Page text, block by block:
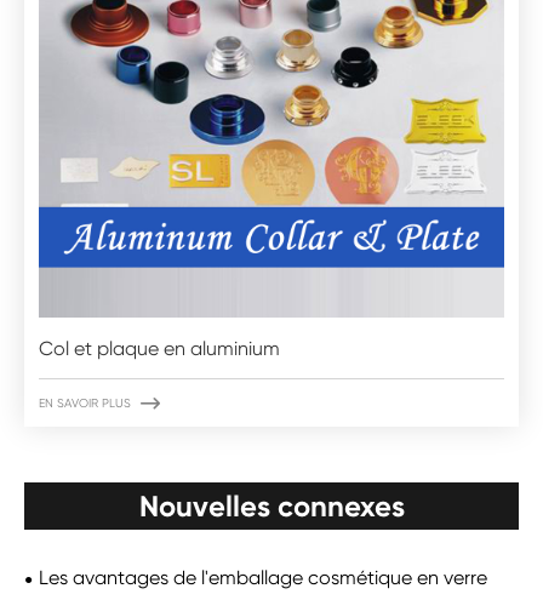
Col et plaque en aluminium
EN SAVOIR PLUS 
Nouvelles connexes
Les avantages de l'emballage cosmétique en verre